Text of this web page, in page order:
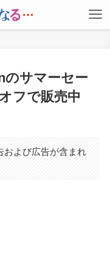
のサマーセー
フで販売中
および広告が含まれ